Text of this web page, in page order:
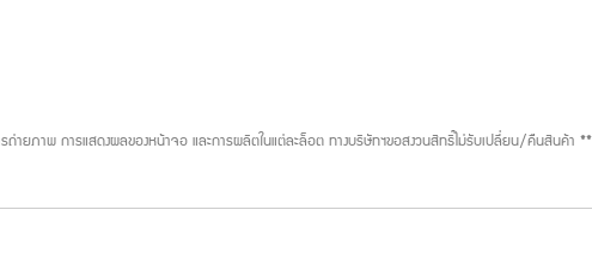
ถ่ายภาพ การแสดงผลของหน้าจอ และการผลิตในแต่ละล็อต ทางบริษัทฯขอสงวนสิทธิ์ไม่รับเปลี่ยน/คืนสินค้า **